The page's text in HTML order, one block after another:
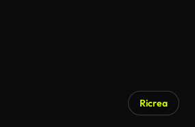
Ricrea